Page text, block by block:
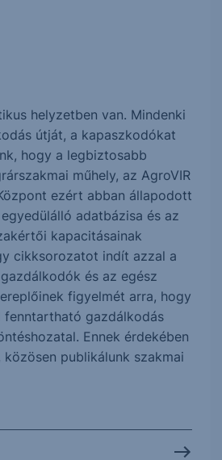
helyzetben van. Mindenki
útját, a kapaszkodókat
hogy a legbiztosabb
műhely, az AgroVIR
ezért abban állapodott
adatbázisa és az
kapacitásainak
cikksorozatot indít azzal a
és az egész
figyelmét arra, hogy
fenntartható gazdálkodás
Ennek érdekében
közösen publikálunk szakmai